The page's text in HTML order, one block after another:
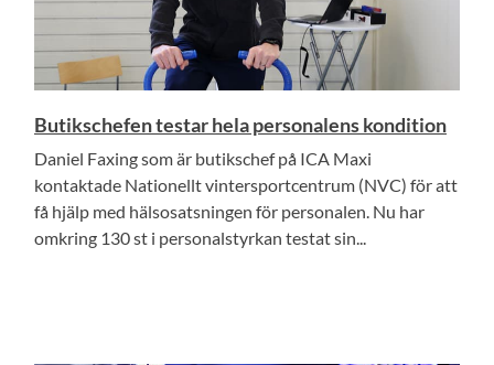
Butikschefen testar hela personalens kondition
Daniel Faxing som är butikschef på ICA Maxi
kontaktade Nationellt vintersportcentrum (NVC) för att
få hjälp med hälsosatsningen för personalen. Nu har
omkring 130 st i personalstyrkan testat sin...